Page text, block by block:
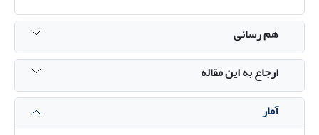
هم رسانی
ارجاع به این مقاله
آمار